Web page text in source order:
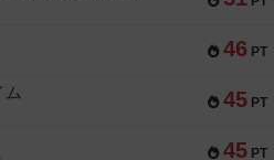
46 PT
45 PT
ム
45 PT